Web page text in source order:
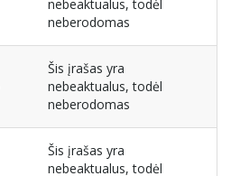
nebeaktualus, todėl
neberodomas
Šis įrašas yra
nebeaktualus, todėl
neberodomas
Šis įrašas yra
nebeaktualus, todėl